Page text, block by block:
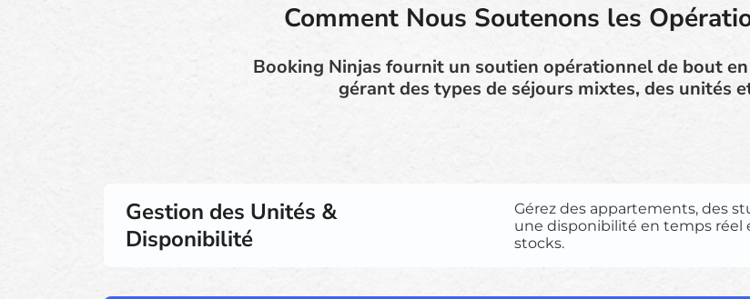
Comment Nous Soutenons les
Booking Ninjas fournit un soutien opérationnel de bout
gérant des types de séjours mixtes, des unités
Gestion des Unités &
Disponibilité
Gérez des appartements, des
une disponibilité en temps réel
stocks.